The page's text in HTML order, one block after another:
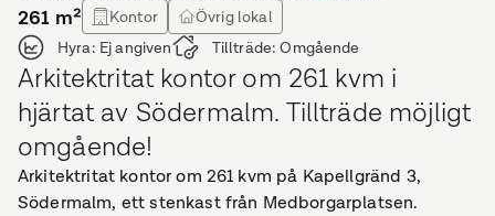
261 m² Kontor
Övrig lokal
Hyra: Ej angiven Tillträde:Omgående
Arkitektritat kontor om 261 kvm i
hjärtat av Södermalm. Tillträde möjligt
omgående!
Arkitektritat kontor om 261 kvm på Kapellgränd 3,
Södermalm, ett stenkast från Medborgarplatsen.